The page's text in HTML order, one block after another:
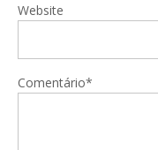
Website
Comentário*